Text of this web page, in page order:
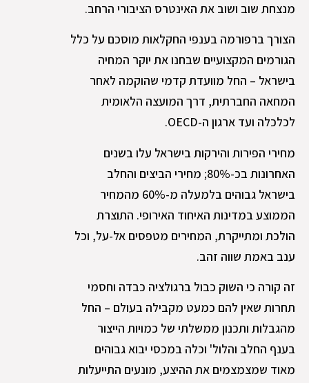
מנצחת שוב ושוב את האינטרס הציבורי הרחב.
הצורך ברפורמה בענפי החקלאות מוסכם על כלל
הגורמים המקצועיים שבחנו את יוקר המחיה
בישראל – החל מוועדת קדמי שהוקמה לאחר
המחאה החברתית, דרך המועצה הלאומית
לכלכלה ועד ארגון ה-OECD.
מחירי הפירות והירקות בישראל עלו בשנים
האחרונות בכ-80%; מחירי הביצים והחלב
בישראל גבוהים בלמעלה מ-60% מהמחיר
הממוצע במדינות האיחוד האירופי. התוצרת
הולכת ומתייקרת, המחירים מטפסים אל-על, וכל
ענב באמת שווה זהב.
זה קורה כי השוק כבול ברגולציה כבדה וחסמי
תחרות שאין להם כמעט מקבילה בעולם – החל
מהגבלות ותכנון ממשלתי של כמויות הייצור
בענף החלב והלול' וכלה במכסי יבוא גבוהים
מאוד שמצמצמים את ההיצע, מונעים התייעלות